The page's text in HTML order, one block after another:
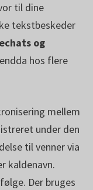
til dine
tekstbeskeder
og
hos flere
mellem
under den
til venner via
kaldenavn.
Der bruges